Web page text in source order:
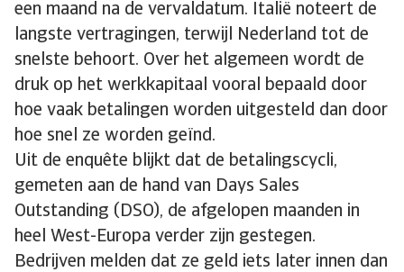
een maand na de vervaldatum. Italië noteert de
langste vertragingen, terwijl Nederland tot de
snelste behoort. Over het algemeen wordt de
druk op het werkkapitaal vooral bepaald door
hoe vaak betalingen worden uitgesteld dan door
hoe snel ze worden geïnd.
Uit de enquête blijkt dat de betalingscycli,
gemeten aan de hand van Days Sales
Outstanding (DSO), de afgelopen maanden in
heel West-Europa verder zijn gestegen.
Bedrijven melden dat ze geld iets later innen dan